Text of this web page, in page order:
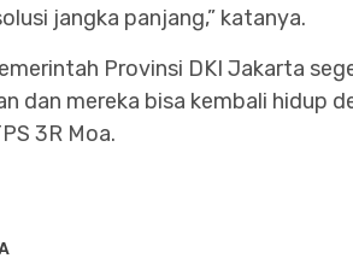
jangka panjang,” katanya.
Provinsi DKI Jakarta
dan mereka bisa kembali hidup
3R Moa.